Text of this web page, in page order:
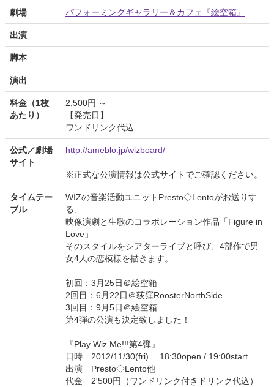
劇場 パフォーミングギャラリー＆カフェ『絵空箱』
出演
脚本
演出
料金（1枚
あたり）
2,500円 ～
【発売日】
ワンドリンク代込
公式／劇場
サイト
http://ameblo.jp/wizboard/
※正式な公演情報は公式サイトでご確認ください。
タイムテー
ブル
WIZの音楽活動ユニットPresto◇Lentoがお送りす
る、
映像演劇と生歌のコラボレーション作品「Figure in
Love」
そのスタイルをシアターライブと呼び、4部作で男
女4人の恋模様を描きます。
初回：3月25日＠絵空箱
2回目：6月22日＠荻窪RoosterNorthSide
3回目：9月5日＠絵空箱
第4弾の公演も決定致しました！
『Play Wiz Me!!!第4弾』
日時 2012/11/30(fri) 18:30open / 19:00start
出演 Presto◇Lento他
代金 2'500円（ワンドリンク付きドリンク代込）